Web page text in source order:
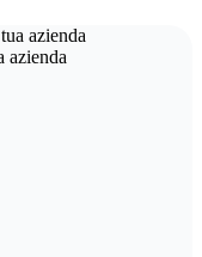
azienda